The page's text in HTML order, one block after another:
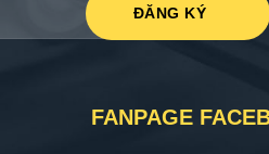
FANPAGE